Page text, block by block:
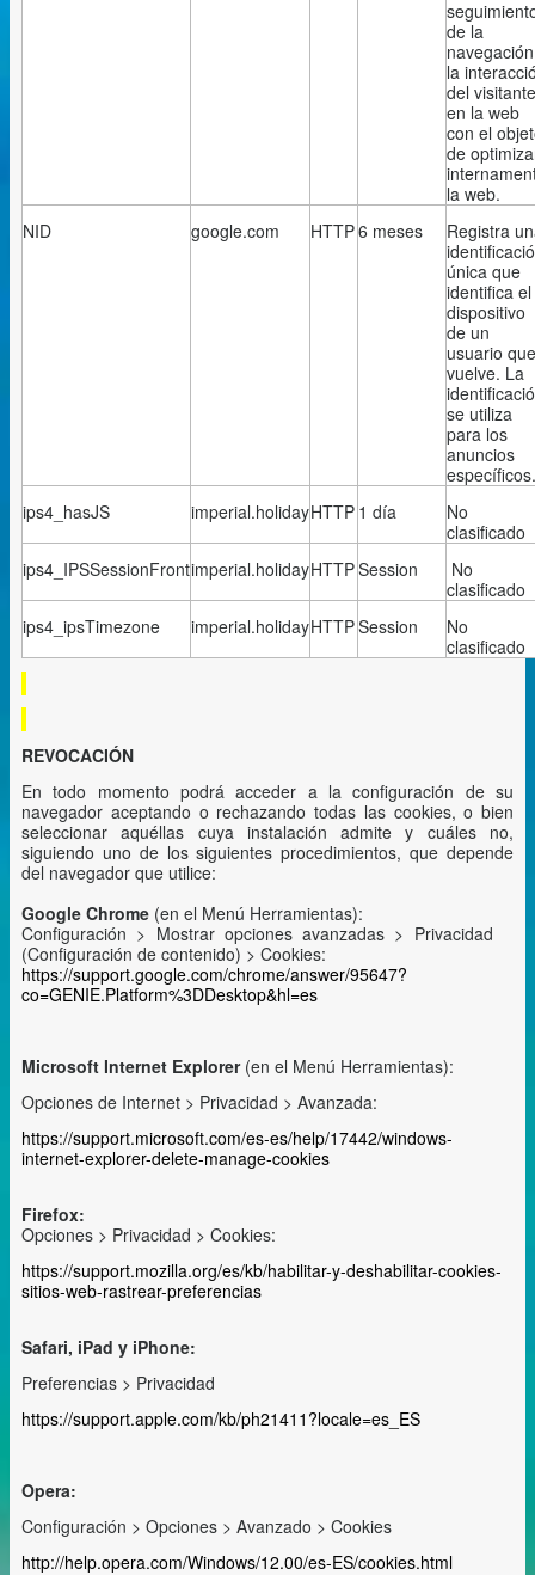
de la
la
del visitante
en la web
con el
de
la web.
NID
google.com HTTP6 meses
Registra
única que
identifica el
dispositivo
de un
usuario que
vuelve. La
se utiliza
para los
anuncios
específicos.
ips4_hasJS
imperial.holidayHTTP 1 día
No
clasificado
ips4_IPSSessionFrontimperial.holidayHTTPSession
No
clasificado
ips4_ipsTimezone
imperial.holidayHTTPSession
No
clasificado
REVOCACIÓN
En todo momento podrá acceder a la configuración de su
navegador aceptando o rechazando todas las cookies, o bien
seleccionar aquéllas cuya instalación admite y cuáles no,
siguiendo uno de los siguientes procedimientos, que depende
del navegador que utilice:
Google Chrome (en el Menú Herramientas):
Configuración > Mostrar opciones avanzadas > Privacidad
(Configuración de contenido) > Cookies:
https://support.google.com/chrome/answer/95647?
co=GENIE.Platform%3DDesktop&hl=es
Microsoft Internet Explorer (en el Menú Herramientas):
Opciones de Internet > Privacidad > Avanzada:
https://support.microsoft.com/es-es/help/17442/windows-
internet-explorer-delete-manage-cookies
Firefox:
Opciones > Privacidad > Cookies:
https://support.mozilla.org/es/kb/habilitar-y-deshabilitar-cookies-
sitios-web-rastrear-preferencias
Safari, iPad y iPhone:
Preferencias > Privacidad
https://support.apple.com/kb/ph21411?locale=es_ES
Opera:
Configuración > Opciones > Avanzado > Cookies
http://help.opera.com/Windows/12.00/es-ES/cookies.html